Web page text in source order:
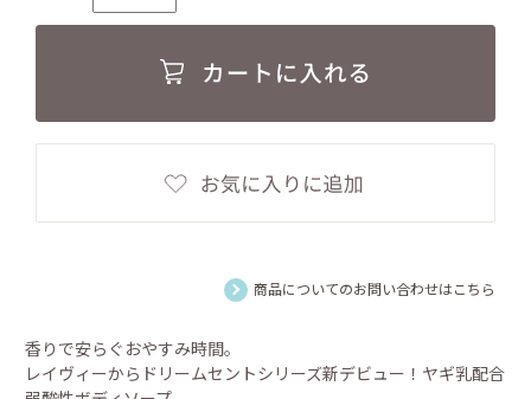
商品についてのお問い合わせはこちら
香りで安らぐおやすみ時間。
レイヴィーからドリームセントシリーズ新デビュー！ヤギ乳配合